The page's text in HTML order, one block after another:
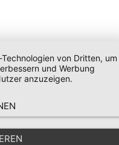
von Dritten, um
und Werbung
anzuzeigen.